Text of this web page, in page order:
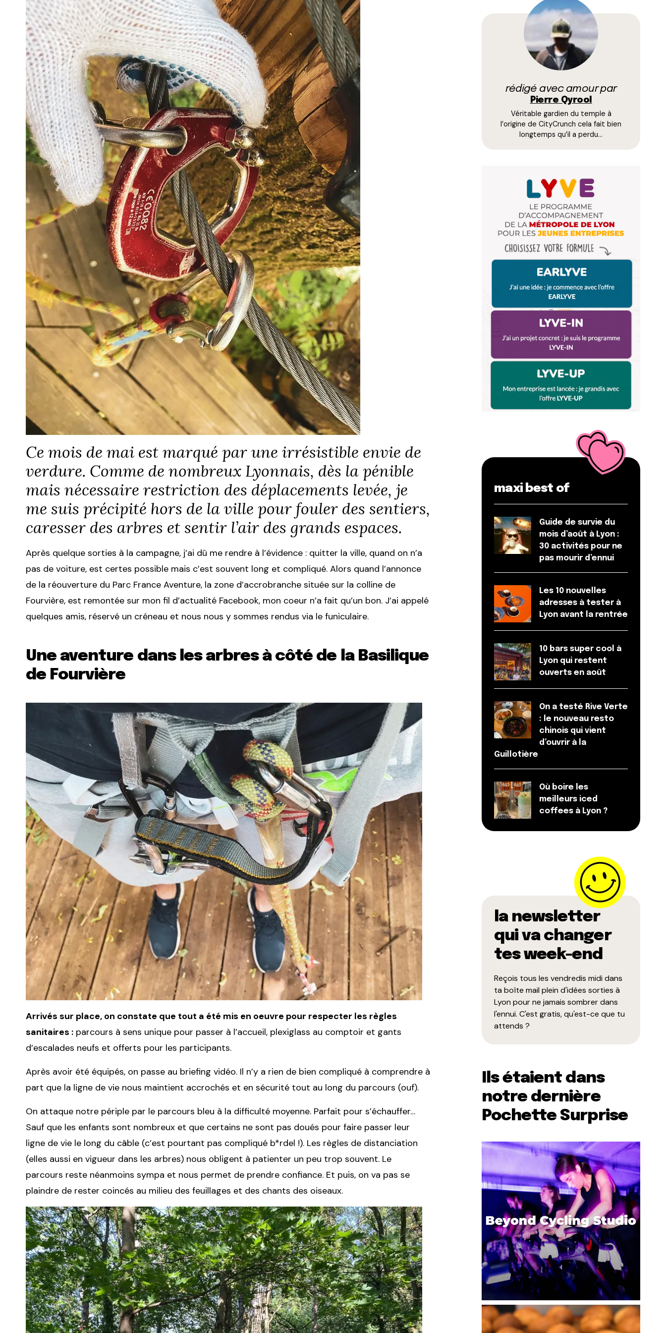
Ce mois de mai est marqué par une irrésistible envie de
verdure. Comme de nombreux Lyonnais, dès la pénible
mais nécessaire restriction des déplacements levée, je
me suis précipité hors de la ville pour fouler des sentiers,
caresser des arbres et sentir l’air des grands espaces.
Après quelque sorties à la campagne, j’ai dû me rendre à l’évidence : quitter la ville, quand on n’a
pas de voiture, est certes possible mais c’est souvent long et compliqué. Alors quand l’annonce
de la réouverture du Parc France Aventure, la zone d’accrobranche située sur la colline de
Fourvière, est remontée sur mon fil d’actualité Facebook, mon coeur n’a fait qu’un bon. J’ai appelé
quelques amis, réservé un créneau et nous nous y sommes rendus via le funiculaire.
Une aventure dans les arbres à côté de la Basilique
de Fourvière
Arrivés sur place, on constate que tout a été mis en oeuvre pour respecter les règles
sanitaires : parcours à sens unique pour passer à l’accueil, plexiglass au comptoir et gants
d’escalades neufs et offerts pour les participants.
Après avoir été équipés, on passe au briefing vidéo. Il n’y a rien de bien compliqué à comprendre à
part que la ligne de vie nous maintient accrochés et en sécurité tout au long du parcours (ouf).
On attaque notre périple par le parcours bleu à la difficulté moyenne. Parfait pour s’échauffer…
Sauf que les enfants sont nombreux et que certains ne sont pas doués pour faire passer leur
ligne de vie le long du câble (c’est pourtant pas compliqué b*rdel !). Les règles de distanciation
(elles aussi en vigueur dans les arbres) nous obligent à patienter un peu trop souvent. Le
parcours reste néanmoins sympa et nous permet de prendre confiance. Et puis, on va pas se
plaindre de rester coincés au milieu des feuillages et des chants des oiseaux.
rédigé avec amour par
Pierre Qyrool
Véritable gardien du temple à
l’origine de CityCrunch cela fait bien
longtemps qu’il a perdu…
maxi best of
Guide de survie du
mois d’août à Lyon :
30 activités pour ne
pas mourir d’ennui
Les 10 nouvelles
adresses à tester à
Lyon avant la rentrée
10 bars super cool à
Lyon qui restent
ouverts en août
On a testé Rive Verte
: le nouveau resto
chinois qui vient
d’ouvrir à la
Guillotière
Où boire les
meilleurs iced
coffees à Lyon ?
la newsletter
qui va changer
tes week-end
Reçois tous les vendredis midi dans
ta boîte mail plein d'idées sorties à
Lyon pour ne jamais sombrer dans
l'ennui. C'est gratis, qu'est-ce que tu
attends ?
Ils étaient dans
notre dernière
Pochette Surprise